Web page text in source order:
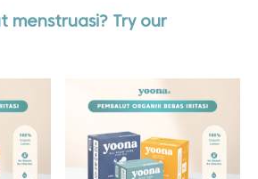
menstruasi? Try our